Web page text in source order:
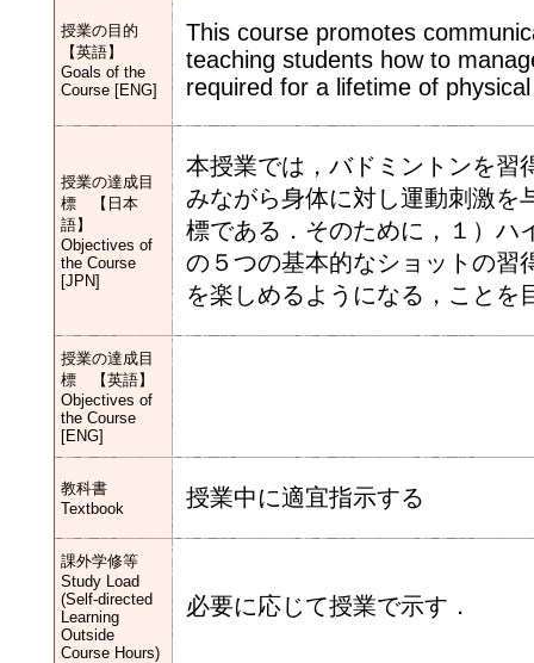
授業の目的
【英語】
Goals of the
Course [ENG]
This course promotes
teaching students how to
required for a lifetime of
授業の達成目
標 【日本
語】
Objectives of
the Course
[JPN]
本授業では，バドミントンを習
みながら身体に対し運動刺激を
標である．そのために，１）ハ
の５つの基本的なショットの習
を楽しめるようになる，ことを
授業の達成目
標 【英語】
Objectives of
the Course
[ENG]
教科書
Textbook
授業中に適宜指示する
課外学修等
Study Load
(Self-directed
Learning
Outside
Course Hours)
必要に応じて授業で示す．